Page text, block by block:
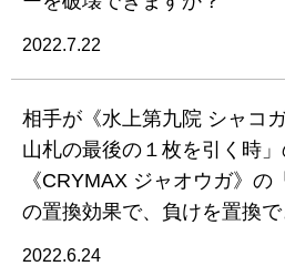
2022.7.22
相手が《水上第九院 シャコ
山札の最後の１枚を引く時」
《CRYMAX ジャオウガ》の
の置換効果で、負けを置換で
2022.6.24